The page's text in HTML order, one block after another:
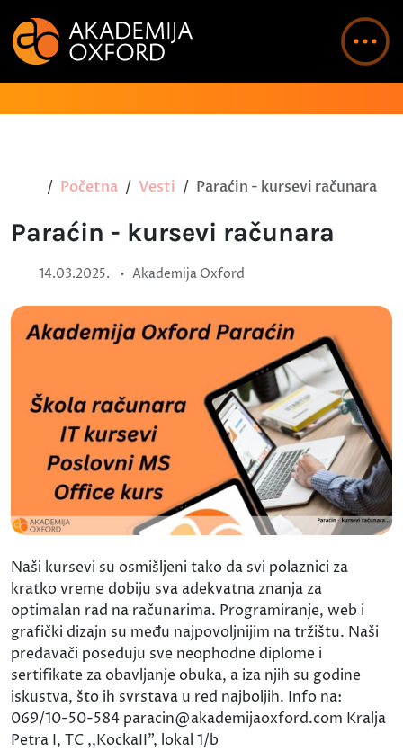
Početna Vesti Paraćin - kursevi računara
Paraćin - kursevi računara
14.03.2025. • Akademija Oxford
Naši kursevi su osmišljeni tako da svi polaznici za
kratko vreme dobiju sva adekvatna znanja za
optimalan rad na računarima. Programiranje, web i
grafički dizajn su među najpovoljnijim na tržištu. Naši
predavači poseduju sve neophodne diplome i
sertifikate za obavljanje obuka, a iza njih su godine
iskustva, što ih svrstava u red najboljih. Info na:
069/10-50-584 paracin@akademijaoxford.com Kralja
Petra I, TC ,,KockaII", lokal 1/b